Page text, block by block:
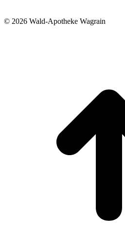
© 2026 Wald-Apotheke Wagrain